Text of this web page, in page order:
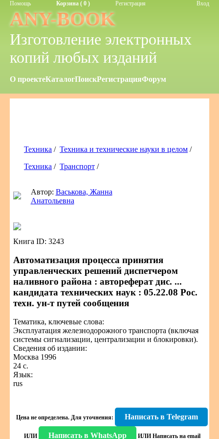
Помощь Корзина ( 0 ) Регистрация Вход
ANY-BOOK
Изготовление электронных
копий любых изданий
О проектеКаталогПоискРегистрацияФорум
Техника / Техника и технические науки в целом /
Техника / Транспорт /
Автор: Васькова, Жанна
Анатольевна
Книга ID: 3243
Автоматизация процесса принятия
управленческих решений диспетчером
наливного района : автореферат дис. ...
кандидата технических наук : 05.22.08 Рос.
техн. ун-т путей сообщения
Тематика, ключевые слова:
Эксплуатация железнодорожного транспорта (включая
системы сигнализации, централизации и блокировки).
Сведения об издании:
Москва 1996
24 с.
Язык:
rus
Цена не определена. Для уточнения: Написать в Telegram
ИЛИ Написать в WhatsApp ИЛИ Написать на email